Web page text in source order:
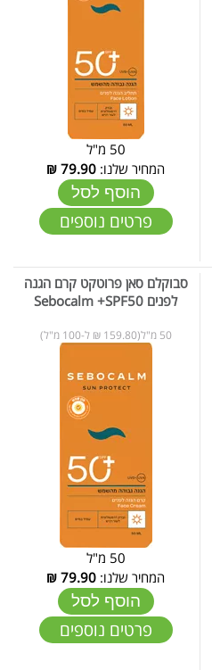
50 מ"ל
המחיר שלנו: 79.90
₪
הוסף לסל
פרטים נוספים
סבוקלם סאן פרוטקט קרם הגנה
לפנים Sebocalm +SPF50
50 מ"ל(159.80 ₪ ל-100 מ"ל)
50 מ"ל
המחיר שלנו: 79.90
₪
הוסף לסל
פרטים נוספים